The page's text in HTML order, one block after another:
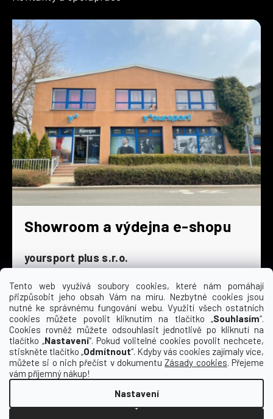
Tento web využívá soubory cookies, které nám pomáhají
přizpůsobit jeho obsah Vám na míru. Nezbytné cookies jsou
nutné ke správnému fungování webu. Využití všech ostatních
cookies můžete povolit kliknutím na tlačítko „Souhlasím“.
Cookies rovněž můžete odsouhlasit jednotlivě po kliknutí na
tlačítko „Nastavení“. Pokud volitelné cookies povolit nechcete,
stiskněte tlačítko „Odmítnout“. Kdyby vás cookies zajímaly více,
můžete si o nich přečíst v dokumentuZásady cookies. Přejeme
vám příjemný nákup!
Nastavení
Showroom a výdejna e-shopu
yoursport plus s.r.o.
Dyjská 845/4
196 00 Praha 9 - Čakovice
Po - Čt
9:00 - 16:30
Pá
9:00 - 15:30
So
zavřeno
Ne
zavřeno
Vytvořil Shoptet